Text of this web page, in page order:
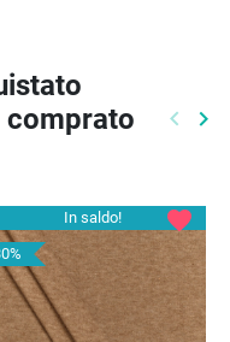
comprato
keyboard_arrow_left keyboard_arrow_right
In saldo!
favorite